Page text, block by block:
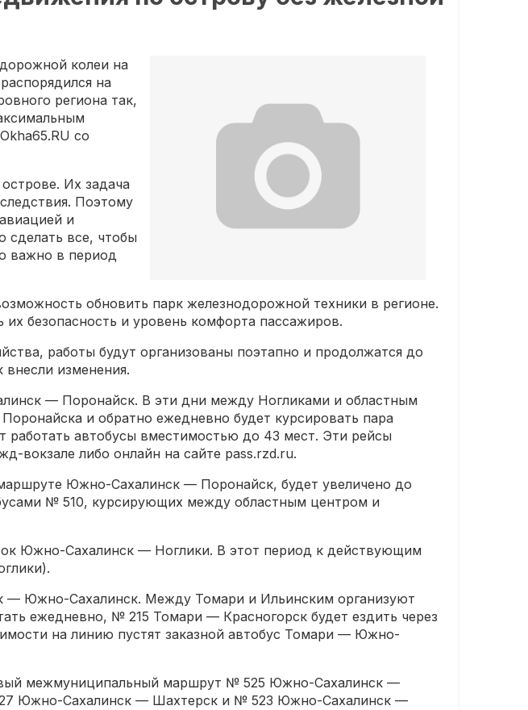
колеи на
на
региона так,
со
Их задача
Поэтому
и
все, чтобы
важно в период
обновить парк железнодорожной техники в регионе.
безопасность и уровень комфорта пассажиров.
работы будут организованы поэтапно и продолжатся до
внесли изменения.
— Поронайск. В эти дни между Ногликами и областным
и обратно ежедневно будет курсировать пара
автобусы вместимостью до 43 мест. Эти рейсы
вокзале либо онлайн на сайте pass.rzd.ru.
Южно-Сахалинск — Поронайск, будет увеличено до
№ 510, курсирующих между областным центром и
Южно-Сахалинск — Ноглики. В этот период к действующим
— Южно-Сахалинск. Между Томари и Ильинским организуют
ежедневно, № 215 Томари — Красногорск будет ездить через
на линию пустят заказной автобус Томари — Южно-
межмуниципальный маршрут № 525 Южно-Сахалинск —
Южно-Сахалинск — Шахтерск и № 523 Южно-Сахалинск —